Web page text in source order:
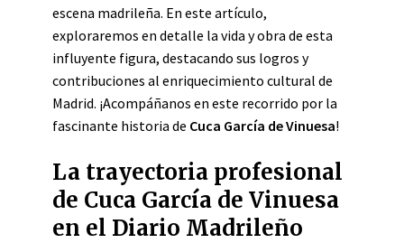
escena madrileña. En este artículo,
exploraremos en detalle la vida y obra de esta
influyente figura, destacando sus logros y
contribuciones al enriquecimiento cultural de
Madrid. ¡Acompáñanos en este recorrido por la
fascinante historia de Cuca García de Vinuesa!
La trayectoria profesional
de Cuca García de Vinuesa
en el Diario Madrileño